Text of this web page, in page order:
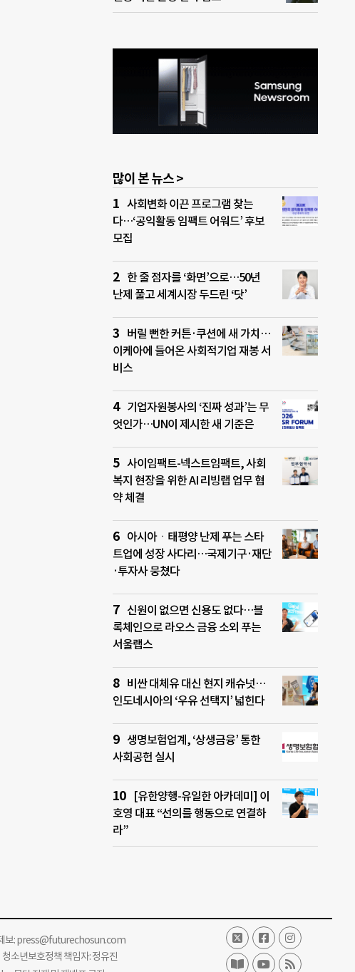
많이 본 뉴스 >
사회변화 이끈 프로그램 찾는
다…‘공익활동 임팩트 어워드’ 후보
모집
한 줄 점자를 ‘화면’으로…50년
난제 풀고 세계시장 두드린 ‘닷’
버릴 뻔한 커튼·쿠션에 새 가치…
이케아에 들어온 사회적기업 재봉 서
비스
기업자원봉사의 ‘진짜 성과’는 무
엇인가…UN이 제시한 새 기준은
사이임팩트-넥스트임팩트, 사회
복지 현장을 위한 AI 리빙랩 업무 협
약 체결
아시아ㆍ태평양 난제 푸는 스타
트업에 성장 사다리…국제기구·재단
·투자사 뭉쳤다
신원이 없으면 신용도 없다…블
록체인으로 라오스 금융 소외 푸는
서울랩스
비싼 대체유 대신 현지 캐슈넛…
인도네시아의 ‘우유 선택지’ 넓힌다
생명보험업계, ‘상생금융’ 통한
사회공헌 실시
[유한양행-유일한 아카데미] 이
호영 대표 “선의를 행동으로 연결하
라”
보:press@futurechosun.com
소년보호정책 책임자: 정유진